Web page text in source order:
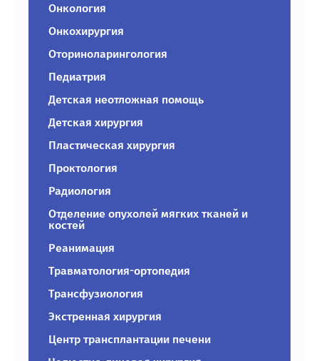
Онкология
Онкохирургия
Оториноларингология
Педиатрия
Детская неотложная помощь
Детская хирургия
Пластическая хирургия
Проктология
Радиология
Отделение опухолей мягких тканей и
костей
Реанимация
Травматология-ортопедия
Трансфузиология
Экстренная хирургия
Центр трансплантации печени